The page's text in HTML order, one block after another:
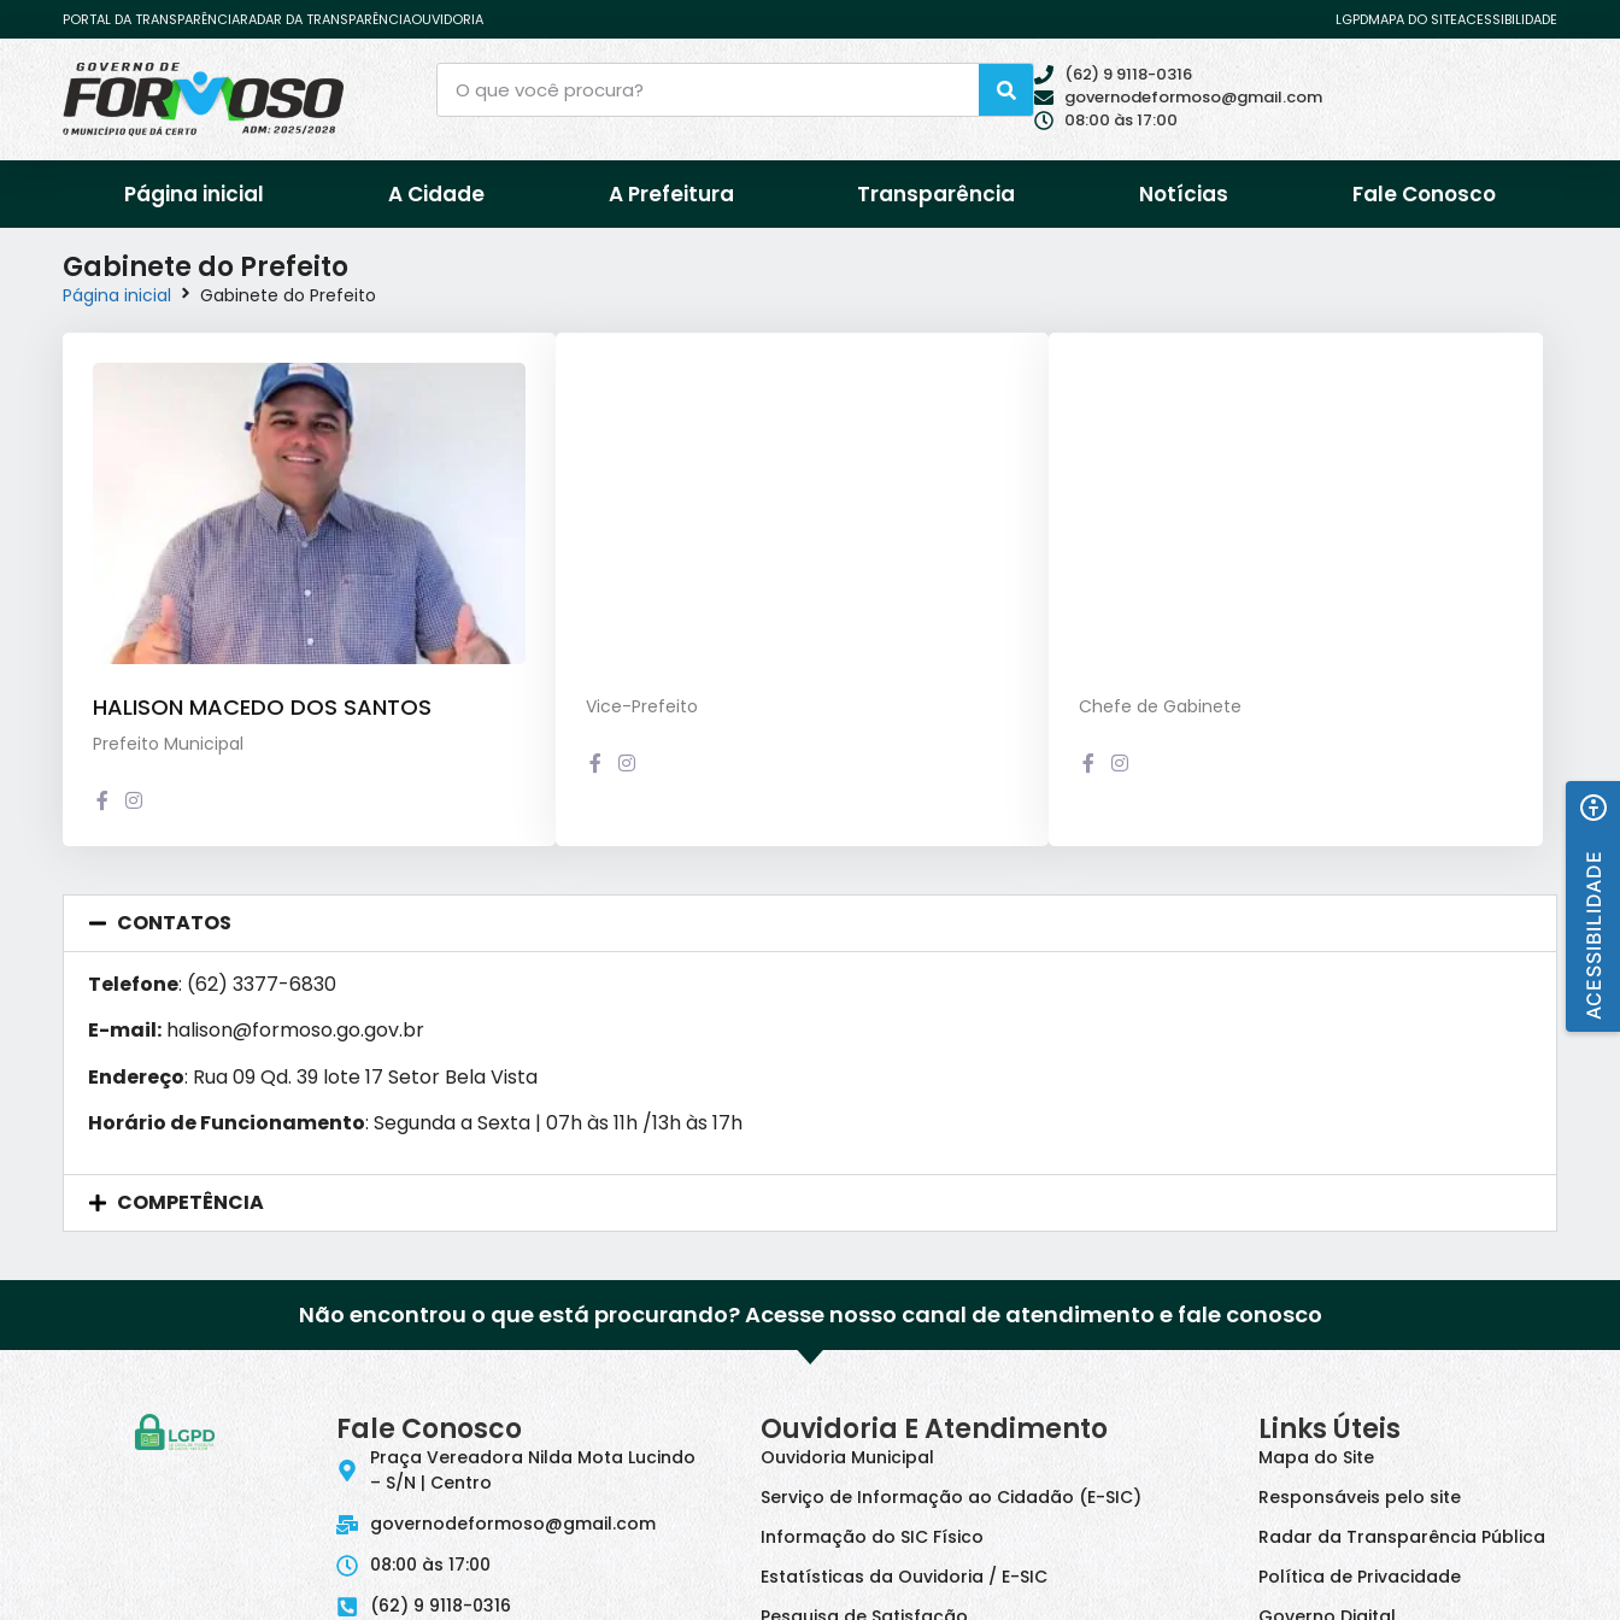
PORTAL DA TRANSPARÊNCIARADAR DA TRANSPARÊNCIAOUVIDORIA LGPDMAPA DO SITEACESSIBILIDADE
(62) 9 9118-0316
governodeformoso@gmail.com
08:00 às 17:00
Página inicial A Cidade A Prefeitura Transparência Notícias Fale Conosco
Gabinete do Prefeito
Página inicial Gabinete do Prefeito
HALISON MACEDO DOS SANTOS
Prefeito Municipal
Vice-Prefeito Chefe de Gabinete
CONTATOS
Telefone: (62) 3377-6830
E-mail: halison@formoso.go.gov.br
Endereço: Rua 09 Qd. 39 lote 17 Setor Bela Vista
Horário de Funcionamento: Segunda a Sexta | 07h às 11h /13h às 17h
COMPETÊNCIA
Não encontrou o que está procurando? Acesse nosso canal de atendimento e fale conosco
Fale Conosco
Praça Vereadora Nilda Mota Lucindo
– S/N | Centro
governodeformoso@gmail.com
08:00 às 17:00
(62) 9 9118-0316
Ouvidoria E Atendimento
Ouvidoria Municipal
Serviço de Informação ao Cidadão (E-SIC)
Informação do SIC Físico
Estatísticas da Ouvidoria / E-SIC
Links Úteis
Mapa do Site
Responsáveis pelo site
Radar da Transparência Pública
Política de Privacidade
ACESSIBILIDADE